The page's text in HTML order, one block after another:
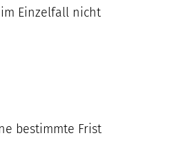
Einzelfall nicht
bestimmte Frist